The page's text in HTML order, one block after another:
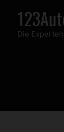
springen
Die